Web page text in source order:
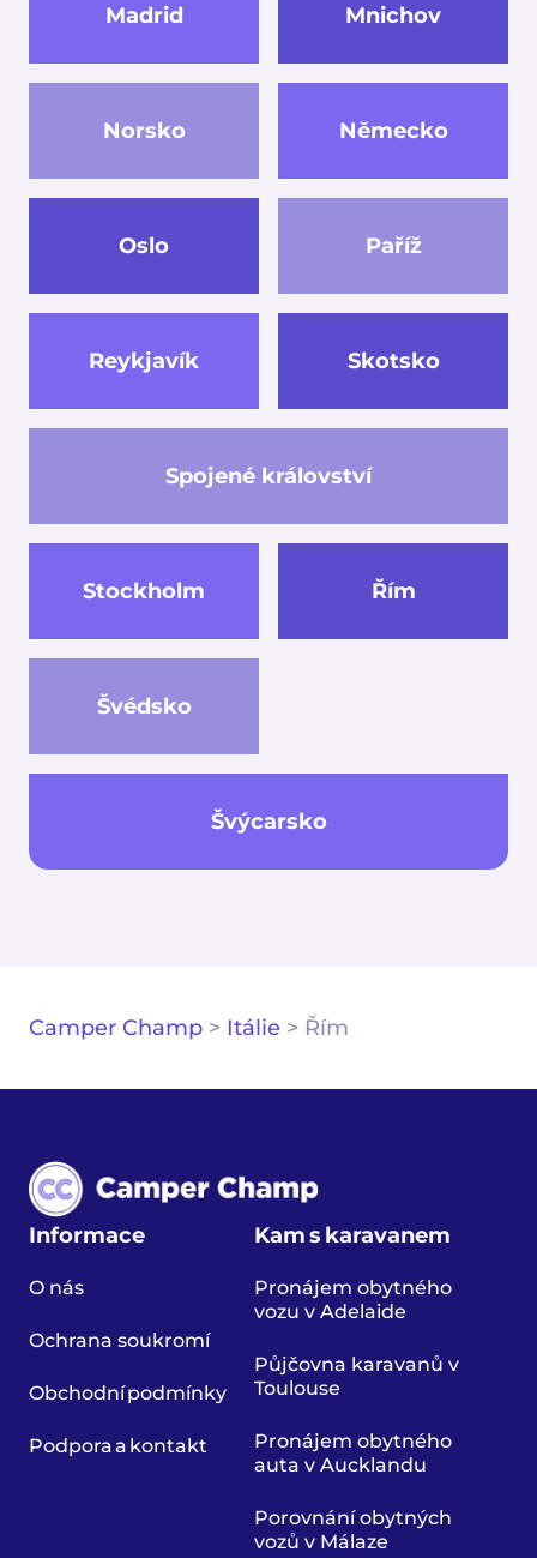
Madrid Mnichov
Norsko Německo
Oslo Paříž
Reykjavík Skotsko
Spojené království
Stockholm Řím
Švédsko
Švýcarsko
Camper Champ > Itálie > Řím
Informace
O nás
Ochrana soukromí
Obchodní podmínky
Podpora a kontakt
Kam s karavanem
Pronájem obytného
vozu v Adelaide
Půjčovna karavanů v
Toulouse
Pronájem obytného
auta v Aucklandu
Porovnání obytných
vozů v Málaze